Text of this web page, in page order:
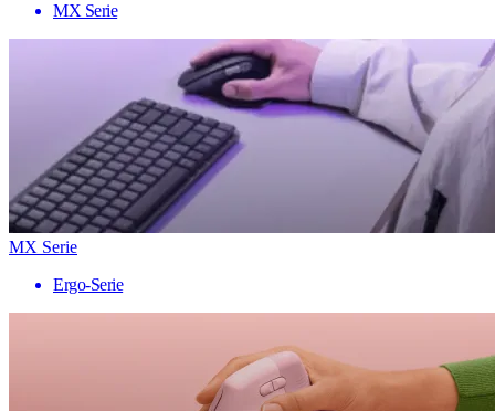
MX Serie
MX Serie
Ergo-Serie